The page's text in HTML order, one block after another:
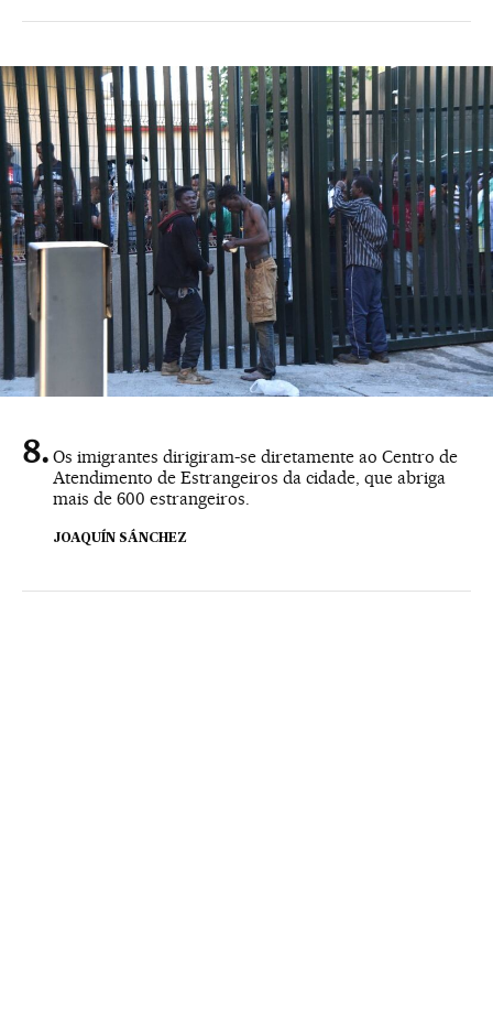
Os imigrantes dirigiram-se diretamente ao Centro de
Atendimento de Estrangeiros da cidade, que abriga
mais de 600 estrangeiros.
JOAQUÍN SÁNCHEZ